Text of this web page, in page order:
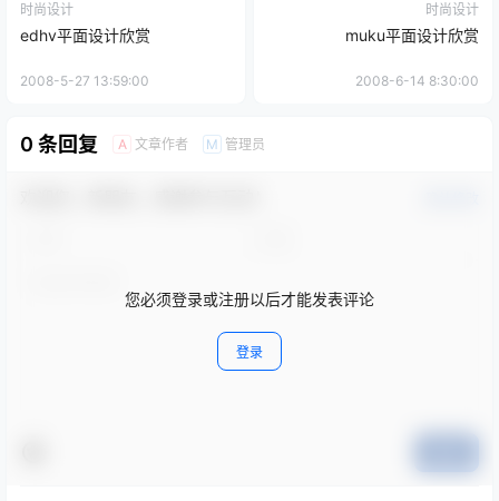
时尚设计
edhv平面设计欣赏
2008-5-27 13:59:00
时尚设计
muku平面设计欣赏
2008-6-14 8:30:00
0 条回复 A 文章作者 M 管理员
您必须登录或注册以后才能发表评论
登录